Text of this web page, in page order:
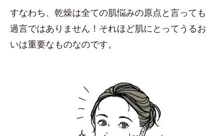
すなわち、乾燥は全ての肌悩みの原点と言っても
過言ではありません！それほど肌にとってうるお
いは重要なものなのです。